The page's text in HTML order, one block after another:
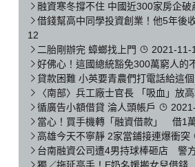
融資寒冬撐不住 中國近300家房企破
借錢幫高中同學投資創業！他5年後
12
二胎剛辦完 蟑螂找上門
2021-11-
好佛心！這國總統豁免300萬窮人的
貸款困難 小英要青農們打電話給這個
〈南部〉兵工廠士官長 「吸血」放高
循廣告小額借貸 淪人頭帳戶
當心！買手機轉「融資借款」 借1
高雄今天不寧靜 2家當鋪接連爆衝突
台南融資公司遭4男持球棒砸店 警